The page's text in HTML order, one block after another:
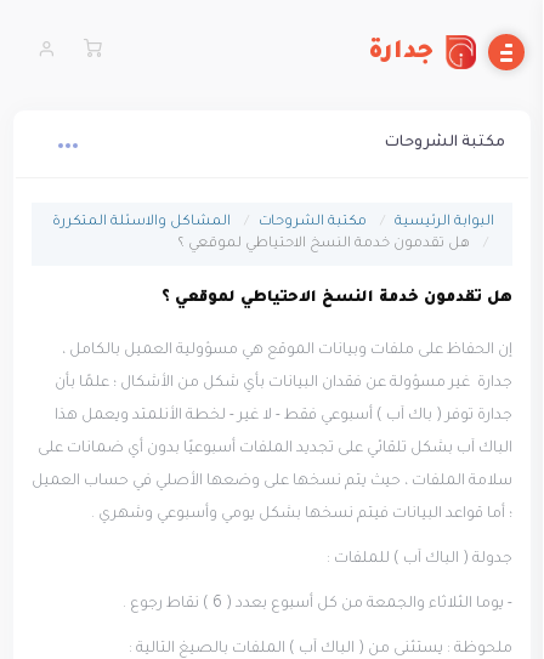
جدارة
مكتبة الشروحات
البوابة الرئيسية مكتبة الشروحات
المشاكل والاسئلة المتكررة
هل تقدمون خدمة النسخ الاحتياطي لموقعي ؟
هل تقدمون خدمة النسخ الاحتياطي لموقعي ؟
إن الحفاظ على ملفات وبيانات الموقع هي مسؤولية العميل بالكامل ،
جدارة غير مسؤولة عن فقدان البيانات بأي شكل من الأشكال ؛ علمًا بأن
جدارة توفر ( باك آب ) أسبوعي فقط - لا غير - لخطة الأنلمتد ويعمل هذا
الباك آب بشكل تلقائي على تجديد الملفات أسبوعيًا بدون أي ضمانات على
سلامة الملفات ، حيث يتم نسخها على وضعها الأصلي في حساب العميل
؛ أما قواعد البيانات فيتم نسخها بشكل يومي وأسبوعي وشهري .
جدولة ( الباك آب ) للملفات :
- يوما الثلاثاء والجمعة من كل أسبوع بعدد ( 6 ) نقاط رجوع .
ملحوظة : يستثنى من ( الباك آب ) الملفات بالصيغ التالية :